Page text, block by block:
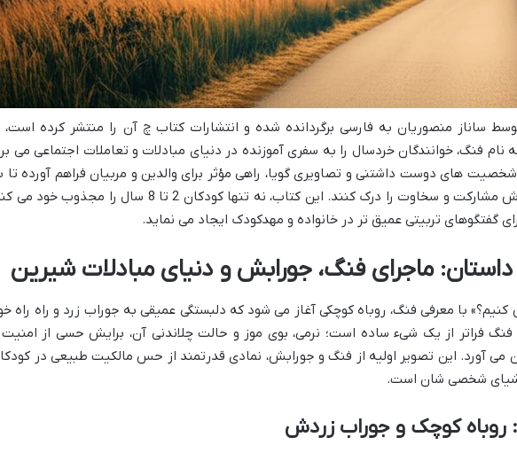
ساناز منصوریان به فارسی برگردانده شده و انتشارات کتاب چ آن را منتشر کرده است،
نام فنگ، خوانندگان خردسال را به سفری آموزنده در دنیای مبادلات و تعاملات اجتماعی می
شخصیت های دوست داشتنی و تصاویری گویا، راهی مؤثر برای والدین و مربیان فراهم آورده تا
کودکان کمک کنند ارزش مشارکت و سخاوت را درک کنند. این کتاب، نه تنها کودکان 2 تا 8 سال را مجذوب
گفتگوهای تربیتی عمیق تر در خانواده و مهدکودک ایجاد می نماید.
ماجرای فنگ، جورابش و دنیای مبادلات شیرین
با معرفی فنگ، روباه کوچکی آغاز می شود که دلبستگی عمیقی به جوراب زرد و راه راه
فنگ فراتر از یک شیء ساده است؛ نرمی، بوی موز و حالت چلاندنی آن، برایش حسی از
می آورد. این تصویر اولیه از فنگ و جورابش، نمادی قدرتمند از حس مالکیت طبیعی در
شخصی شان است.
روباه کوچک و جوراب زردش